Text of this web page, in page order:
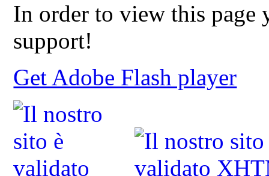
In order to view this page
support!
Get Adobe Flash player